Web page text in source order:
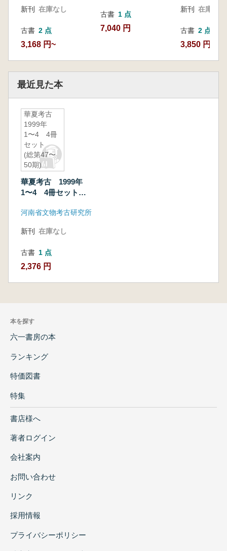
新刊 在庫なし
古書 2 点
3,168 円~
古書 1 点
7,040 円
新刊 在庫なし
古書 2 点
3,850 円~
最近見た本
華夏考古
1999年
1〜4 4冊
セット
(総第47〜
50期)
華夏考古 1999年
1〜4 4冊セット
河南省文物考古研究所
新刊 在庫なし
古書 1 点
2,376 円
本を探す
六一書房の本
ランキング
特価図書
特集
書店様へ
著者ログイン
会社案内
お問い合わせ
リンク
採用情報
プライバシーポリシー